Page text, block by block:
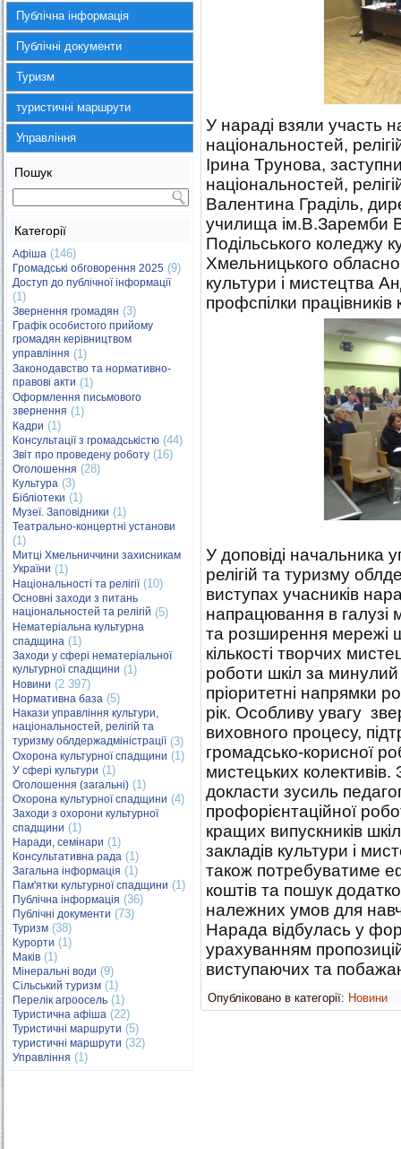
Публічна інформація
Публічні документи
Туризм
туристичні маршрути
Управління
Пошук
Категорії
Афіша (146)
Громадські обговорення 2025 (9)
Доступ до публічної інформації
(1)
Звернення громадян (3)
Графік особистого прийому
громадян керівництвом
управління (1)
Законодавство та нормативно-
правові акти (1)
Оформлення письмового
звернення (1)
Кадри (1)
Консультації з громадськістю (44)
Звіт про проведену роботу (16)
Оголошення (28)
Культура (3)
Бібліотеки (1)
Музеї. Заповідники (1)
Театрально-концертні установи
(1)
Митці Хмельниччини захисникам
України (1)
Національності та релігії(10)
Основні заходи з питань
національностей та релігій (5)
Нематеріальна культурна
спадщина (1)
Заходи у сфері нематеріальної
культурної спадщини (1)
Новини (2 397)
Нормативна база (5)
Накази управління культури,
національностей, релігій та
туризму облдержадміністрації(3)
Охорона культурної спадщини (1)
У сфері культури (1)
Оголошення (загальні) (1)
Охорона культурної спадщини (4)
Заходи з охорони культурної
спадщини (1)
Наради, семінари (1)
Консультативна рада (1)
Загальна інформація (1)
Пам'ятки культурної спадщини (1)
Публічна інформація (36)
Публічні документи (73)
Туризм (38)
Курорти (1)
Маків (1)
Мінеральні води (9)
Сільський туризм (1)
Перелік агроосель (1)
Туристична афіша (22)
Туристичні маршрути (5)
туристичні маршрути (32)
Управління (1)
У нараді взяли участь
національностей,
Ірина Трунова,
національностей,
Валентина Граділь,
училища ім.В.Заремби
Подільського коледжу
Хмельницького
культури і мистецтва
профспілки
У доповіді начальника
релігій та туризму
виступах учасників
напрацювання в галузі
та розширення мережі
кількості творчих
роботи шкіл за
пріоритетні напрямки
рік. Особливу увагу
виховного процесу,
громадсько-корисної
мистецьких
докласти зусиль
профорієнтаційної
кращих випускників
закладів культури і
також потребуватиме
коштів та пошук
належних умов для
Нарада відбулась у
урахуванням
виступаючих та
Опубліковано в категорії: Новини